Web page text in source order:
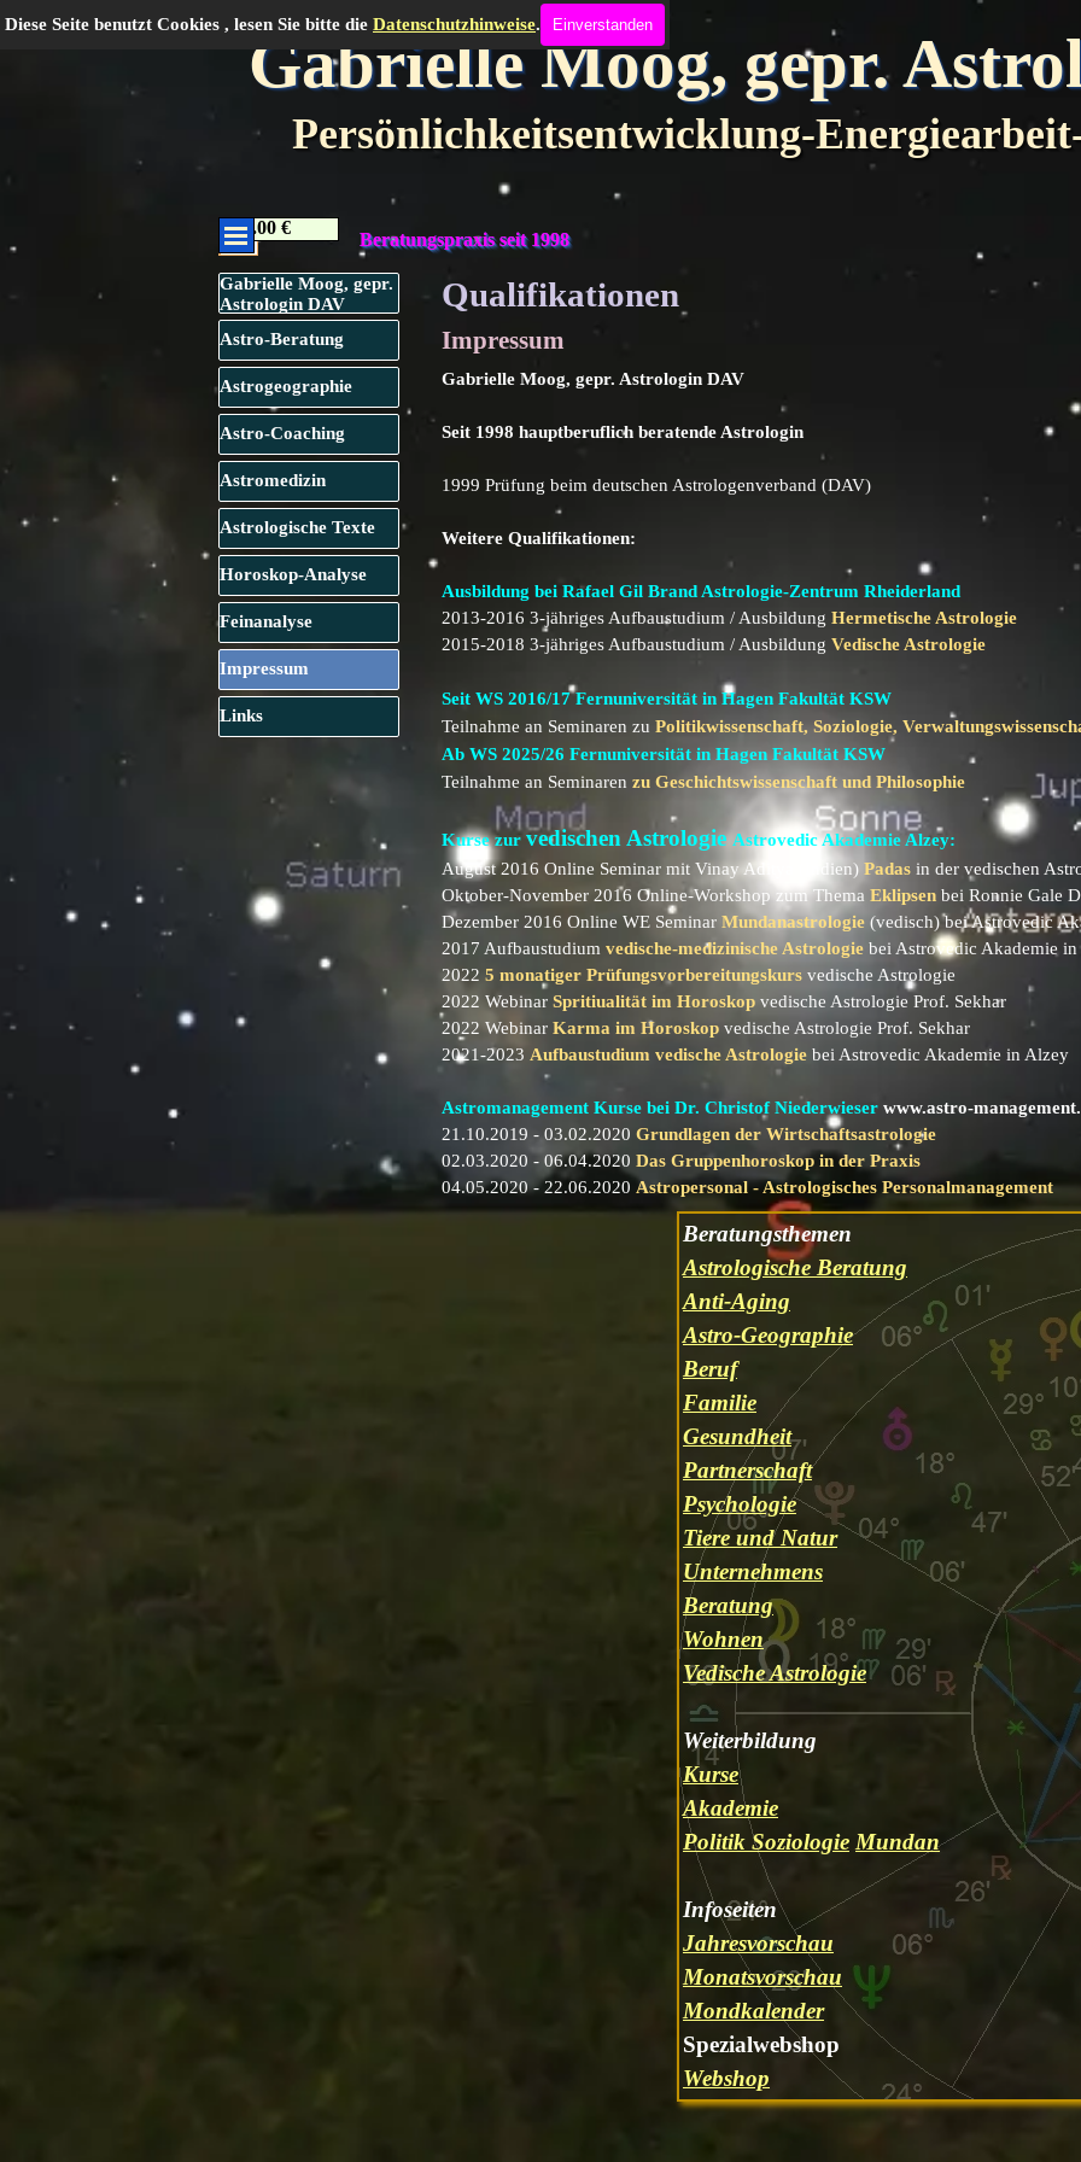
Diese Seite benutzt Cookies , lesen Sie bitte die Datenschutzhinweise. Einverstanden
Gabrielle Moog, gepr.
Persönlichkeitsentwicklung-
Menü überspringen
0.00 €
Menü überspringen
Beratungspraxis seit 1998
Menü überspringen
Gabrielle Moog, gepr.
Astrologin DAV
Astro-Beratung
Astrogeographie
Astro-Coaching
Astromedizin
Astrologische Texte
Horoskop-Analyse
Feinanalyse
Impressum
Links
Qualifikationen
Impressum
Gabrielle Moog, gepr. Astrologin DAV
Seit 1998 hauptberuflich beratende Astrologin
1999 Prüfung beim deutschen Astrologenverband (DAV)
Weitere Qualifikationen:
Ausbildung bei Rafael Gil Brand Astrologie-Zentrum Rheiderland
2013-2016 3-jähriges Aufbaustudium / Ausbildung Hermetische Astrologie
2015-2018 3-jähriges Aufbaustudium / Ausbildung Vedische Astrologie
Seit WS 2016/17 Fernuniversität in Hagen Fakultät KSW
Teilnahme an Seminaren zu Politikwissenschaft, Soziologie,
Ab WS 2025/26 Fernuniversität in Hagen Fakultät KSW
Teilnahme an Seminaren zu Geschichtswissenschaft und Philosophie
Kurse zur vedischen AstrologieAstrovedic Akademie Alzey:
August 2016 Online Seminar mit Vinay Aditya (Indien) Padas in der vedischen
Oktober-November 2016 Online-Workshop zum Thema Eklipsen bei Ronnie Gale
Dezember 2016 Online WE Seminar Mundanastrologie (vedisch) bei Astrovedic
2017 Aufbaustudium vedische-medizinische Astrologie bei Astrovedic Akademie
2022 5 monatiger Prüfungsvorbereitungskurs vedische Astrologie
2022 Webinar Spritiualität im Horoskop vedische Astrologie Prof. Sekhar
2022 Webinar Karma im Horoskop vedische Astrologie Prof. Sekhar
2021-2023 Aufbaustudium vedische Astrologie bei Astrovedic Akademie in Alzey
Astromanagement Kurse bei Dr. Christof Niederwieser www.astro-
21.10.2019 - 03.02.2020 Grundlagen der Wirtschaftsastrologie
02.03.2020 - 06.04.2020 Das Gruppenhoroskop in der Praxis
04.05.2020 - 22.06.2020 Astropersonal - Astrologisches Personalmanagement
Beratungsthemen
Astrologische Beratung
Anti-Aging
Astro-Geographie
Beruf
Familie
Gesundheit
Partnerschaft
Psychologie
Tiere und Natur
Unternehmens
Beratung
Wohnen
Vedische Astrologie
Weiterbildung
Kurse
Akademie
Politik Soziologie Mundan
Infoseiten
Jahresvorschau
Monatsvorschau
Mondkalender
Spezialwebshop
Webshop